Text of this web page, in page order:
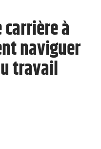
à
naviguer
travail